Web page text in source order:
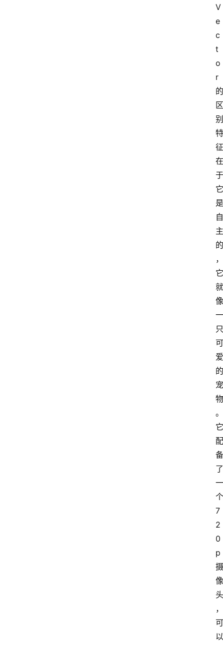
V
e
c
t
o
r
的
区
别
特
征
在
于
它
是
自
主
的
，
它
就
像
一
只
可
爱
的
宠
物
。
它
配
备
了
一
个
7
2
0
p
摄
像
头
，
可
以